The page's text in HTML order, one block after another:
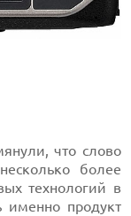
что слово
более
технологий в
именно продукт